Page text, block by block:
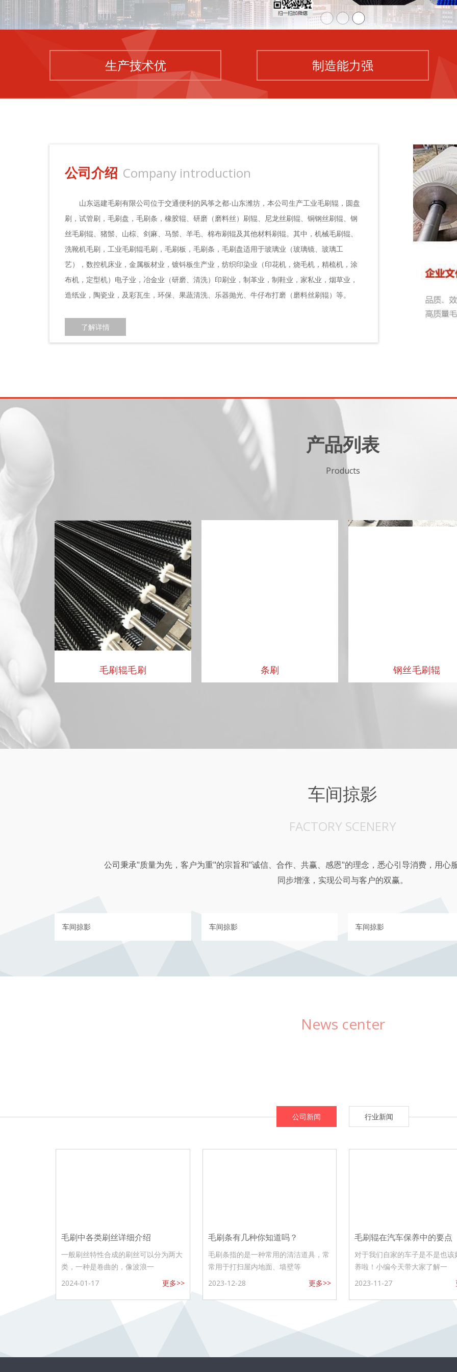
生产技术优 制造能力强
公司介绍 Company introduction
山东远建毛刷有限公司位于交通便利的风筝之都-山东潍坊，本公司生产工业毛刷辊，圆盘
刷，试管刷，毛刷盘，毛刷条，橡胶辊、研磨（磨料丝）刷辊、尼龙丝刷辊、铜钢丝刷辊、钢
丝毛刷辊、猪鬃、山棕、剑麻、马鬃、羊毛、棉布刷辊及其他材料刷辊。其中，机械毛刷辊、
洗靴机毛刷，工业毛刷辊毛刷，毛刷板，毛刷条，毛刷盘适用于玻璃业（玻璃镜、玻璃工
艺），数控机床业，金属板材业，镀钭板生产业，纺织印染业（印花机，烧毛机，精梳机，涂
布机，定型机）电子业，冶金业（研磨、清洗）印刷业，制革业，制鞋业，家私业，烟草业，
造纸业，陶瓷业，及彩瓦生，环保、果蔬清洗、乐器抛光、牛仔布打磨（磨料丝刷辊）等。
了解详情
产品列表
Products
毛刷辊毛刷 条刷 钢丝毛刷辊
车间掠影
FACTORY SCENERY
公司秉承"质量为先，客户为重"的宗旨和"诚信、合作、共赢、感恩"的理念，悉心引导消费，用心
同步增涨，实现公司与客户的双赢。
车间掠影 车间掠影 车间掠影
News center
公司新闻 行业新闻
毛刷中各类刷丝详细介绍
一般刷丝特性合成的刷丝可以分为两大
类，一种是卷曲的，像波浪一
2024-01-17
更多>>
毛刷条有几种你知道吗？
毛刷条指的是一种常用的清洁道具，常
常用于打扫屋内地面、墙壁等
2023-12-28
更多>>
毛刷辊在汽车保养中的要点
对于我们自家的车子是不是也该
养啦！小编今天带大家了解一
2023-11-27